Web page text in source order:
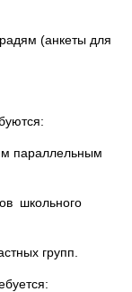
(анкеты для
параллельным
школьного
групп.